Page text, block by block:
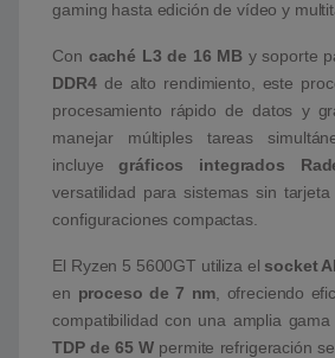
gaming hasta edición de vídeo y
Con caché L3 de 16 MB y soporte
DDR4de alto rendimiento, este
procesamiento rápido de datos y
manejar múltiples tareas
incluyegráficos integrados
versatilidad para sistemas sin
configuraciones compactas.
El Ryzen 5 5600GT utiliza el socket
en proceso de 7 nm , ofreciendo
compatibilidad con una amplia
TDP de 65 W permite refrigeración